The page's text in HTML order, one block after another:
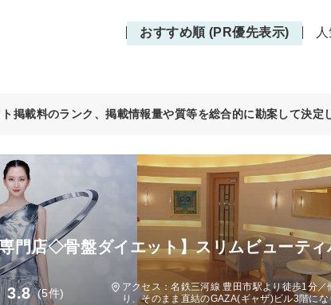
おすすめ順 (PR優先表示)
掲載料のランク、掲載情報量や質等を総合的に勘案して決定
専門店◇骨盤ダイエット】スリムビューテ
3.8 (5件)
アクセス：名鉄三河線 豊田市駅より徒歩1分
り、そのまま直結のGAZA(ギャザ)ビル3階に